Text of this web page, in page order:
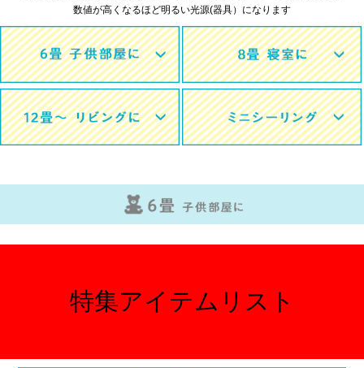
数値が高くなるほど明るい光源(器具）になります
特集アイテムリスト